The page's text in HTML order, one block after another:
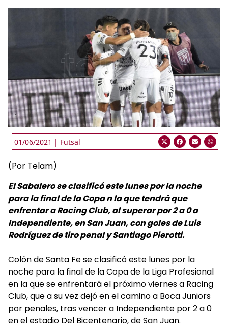
01/06/2021 | Futsal
(Por Telam)
El Sabalero se clasificó este lunes por la noche
para la final de la Copa n la que tendrá que
enfrentar a Racing Club, al superar por 2 a 0 a
Independiente, en San Juan, con goles de Luis
Rodríguez de tiro penal y Santiago Pierotti.
Colón de Santa Fe se clasificó este lunes por la
noche para la final de la Copa de la Liga Profesional
en la que se enfrentará el próximo viernes a Racing
Club, que a su vez dejó en el camino a Boca Juniors
por penales, tras vencer a Independiente por 2 a 0
en el estadio Del Bicentenario, de San Juan.